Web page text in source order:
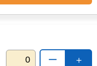
＋
ー